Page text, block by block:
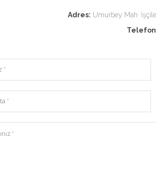
Adres: Umurbey Mah.